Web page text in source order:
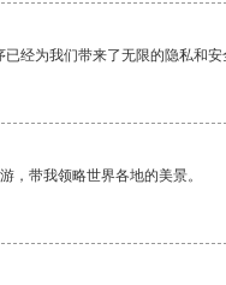
经为我们带来了无限的隐私和安
，带我领略世界各地的美景。